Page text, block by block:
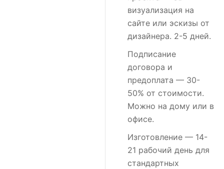
визуализация на
сайте или эскизы от
дизайнера. 2-5 дней.
Подписание
договора и
предоплата — 30-
50% от стоимости.
Можно на дому или в
офисе.
Изготовление — 14-
21 рабочий день для
стандартных